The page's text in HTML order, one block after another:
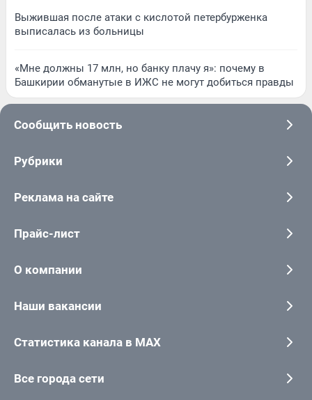
Выжившая после атаки с кислотой петербурженка
выписалась из больницы
«Мне должны 17 млн, но банку плачу я»: почему в
Башкирии обманутые в ИЖС не могут добиться правды
Сообщить новость
Рубрики
Реклама на сайте
Прайс-лист
О компании
Наши вакансии
Статистика канала в MAX
Все города сети